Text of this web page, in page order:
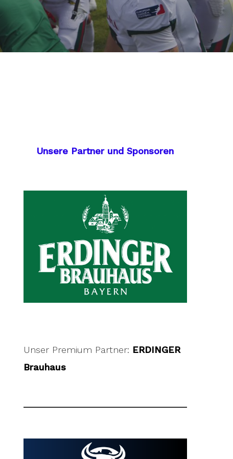
Unsere Partner und Sponsoren
Unser Premium Partner: ERDINGER
Brauhaus